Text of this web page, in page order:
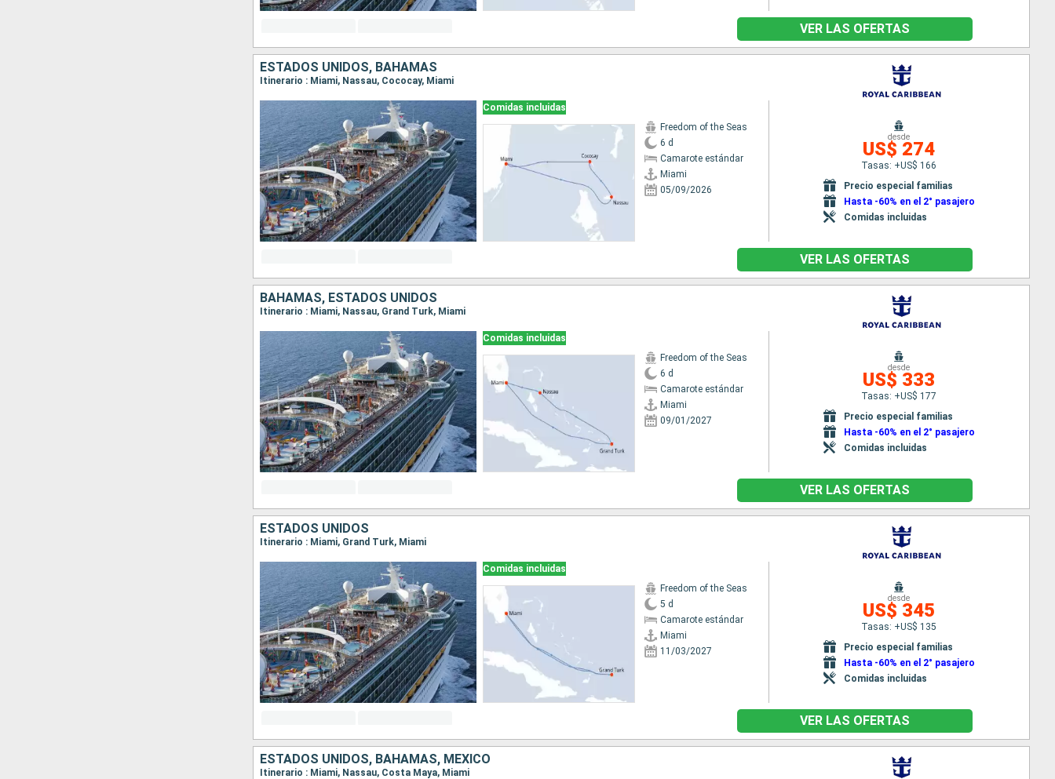
VER LAS OFERTAS
ESTADOS UNIDOS, BAHAMAS
Itinerario : Miami, Nassau, Cococay, Miami
Comidas incluidas
Freedom of the Seas
6 d
Camarote estándar
Miami
05/09/2026
desde
US$ 274
Tasas: +US$ 166
Precio especial familias
Hasta -60% en el 2° pasajero
Comidas incluidas
VER LAS OFERTAS
BAHAMAS, ESTADOS UNIDOS
Itinerario : Miami, Nassau, Grand Turk, Miami
Comidas incluidas
Freedom of the Seas
6 d
Camarote estándar
Miami
09/01/2027
desde
US$ 333
Tasas: +US$ 177
Precio especial familias
Hasta -60% en el 2° pasajero
Comidas incluidas
VER LAS OFERTAS
ESTADOS UNIDOS
Itinerario : Miami, Grand Turk, Miami
Comidas incluidas
Freedom of the Seas
5 d
Camarote estándar
Miami
11/03/2027
desde
US$ 345
Tasas: +US$ 135
Precio especial familias
Hasta -60% en el 2° pasajero
Comidas incluidas
VER LAS OFERTAS
ESTADOS UNIDOS, BAHAMAS, MÉXICO
Itinerario : Miami, Nassau, Costa Maya, Miami